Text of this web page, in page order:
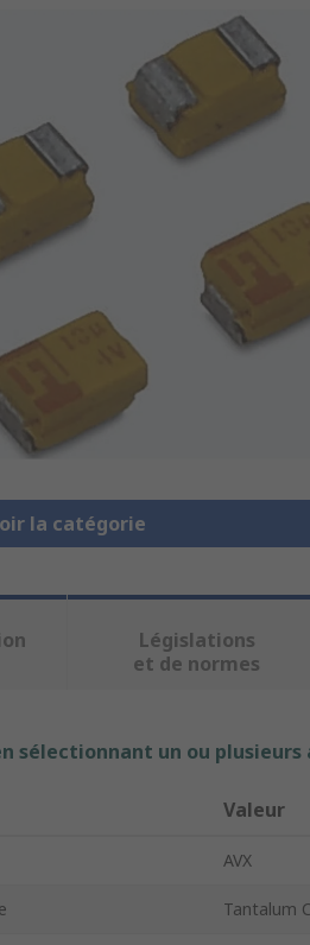
la catégorie
Législations
et de normes
sélectionnant un ou
Valeur
AVX
Tantalum